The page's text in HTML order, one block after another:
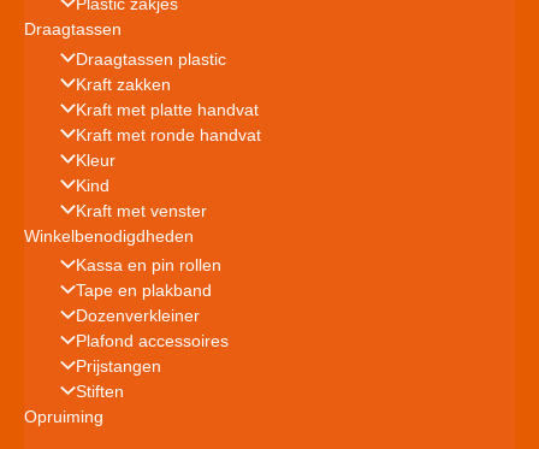
Plastic zakjes
Draagtassen
Draagtassen plastic
Kraft zakken
Kraft met platte handvat
Kraft met ronde handvat
Kleur
Kind
Kraft met venster
Winkelbenodigdheden
Kassa en pin rollen
Tape en plakband
Dozenverkleiner
Plafond accessoires
Prijstangen
Stiften
Opruiming